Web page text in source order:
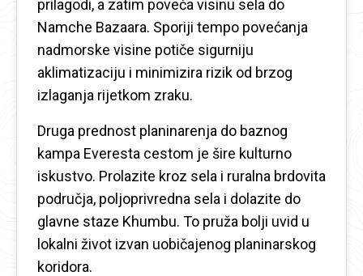
prilagodi, a zatim poveća visinu sela do
Namche Bazaara. Sporiji tempo povećanja
nadmorske visine potiče sigurniju
aklimatizaciju i minimizira rizik od brzog
izlaganja rijetkom zraku.
Druga prednost planinarenja do baznog
kampa Everesta cestom je šire kulturno
iskustvo. Prolazite kroz sela i ruralna brdovita
područja, poljoprivredna sela i dolazite do
glavne staze Khumbu. To pruža bolji uvid u
lokalni život izvan uobičajenog planinarskog
koridora.